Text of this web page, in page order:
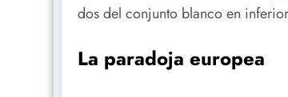
dos del conjunto blanco en
La paradoja europea